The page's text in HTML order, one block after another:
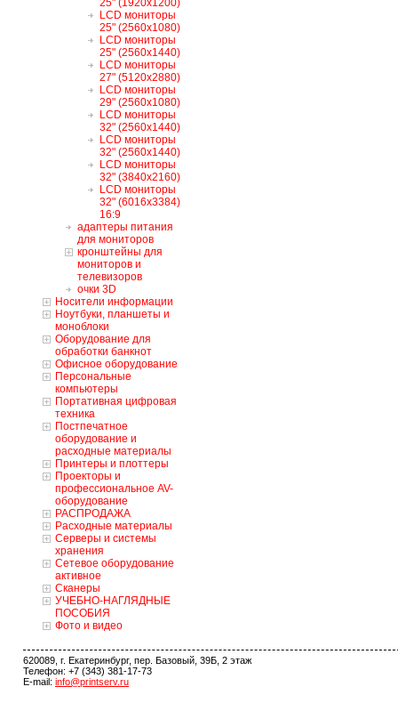
25" (1920x1200)
LCD мониторы
25" (2560x1080)
LCD мониторы
25" (2560x1440)
LCD мониторы
27" (5120x2880)
LCD мониторы
29" (2560x1080)
LCD мониторы
32" (2560x1440)
LCD мониторы
32" (2560x1440)
LCD мониторы
32" (3840x2160)
LCD мониторы
32" (6016x3384)
16:9
адаптеры питания
для мониторов
кронштейны для
мониторов и
телевизоров
очки 3D
Носители информации
Ноутбуки, планшеты и
моноблоки
Оборудование для
обработки банкнот
Офисное оборудование
Персональные
компьютеры
Портативная цифровая
техника
Постпечатное
оборудование и
расходные материалы
Принтеры и плоттеры
Проекторы и
профессиональное AV-
оборудование
РАСПРОДАЖА
Расходные материалы
Серверы и системы
хранения
Сетевое оборудование
активное
Сканеры
УЧЕБНО-НАГЛЯДНЫЕ
ПОСОБИЯ
Фото и видео
620089, г. Екатеринбург, пер. Базовый, 39Б, 2 этаж
Телефон: +7 (343) 381-17-73
E-mail: info@printserv.ru